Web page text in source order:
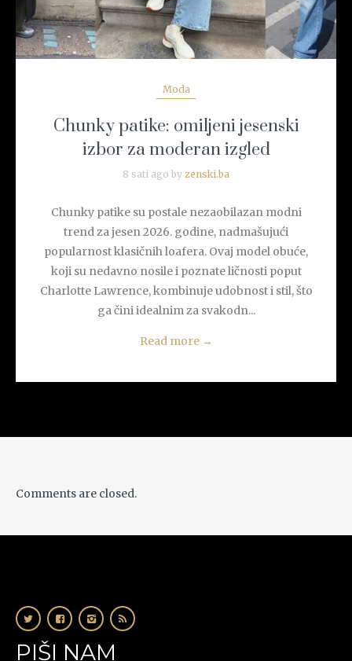
Moda
Chunky patike: omiljeni jesenski
izbor za moderan izgled
8 sati ago by zenski.ba
Chunky patike su postale nezaobilazan modni
trend za jesen 2026. godine, nadmašujući
popularnost klasičnih loafera. Ovaj model obuće,
koji su nedavno nosile i poznate ličnosti poput
Charlotte Lawrence, kombinuje udobnost i stil, što
ga čini idealnim za svakodn...
Read more →
Comments are closed.
PIŠI NAM